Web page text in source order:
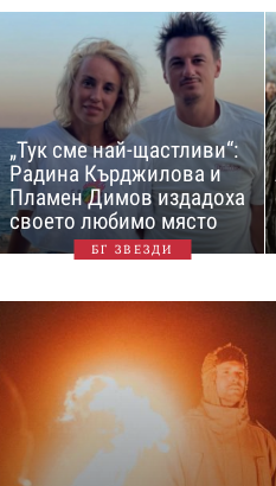
„Тук сме най-щастливи“:
Радина Кърджилова и
Пламен Димов издадоха
своето любимо място
БГ ЗВЕЗДИ